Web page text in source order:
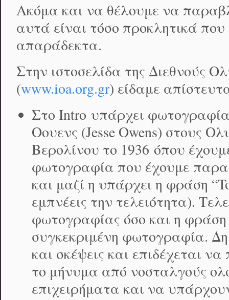
Ακόμα και να θέλουμε να
αυτά είναι τόσο προκλητικά
απαράδεκτα.
Στην ιστοσελίδα της Διεθνούς
(www.ioa.org.gr) είδαμε
Στο Intro υπάρχει
Οουενς (Jesse Owens) στους
Βερολίνου το 1936 όπου
φωτογραφία που έχουμε
και μαζί η υπάρχει η φράση
εμπνέεις την τελειότητα).
φωτογραφίας όσο και η φράση
συγκεκριμένη φωτογραφία.
και σκέψεις και επιδέχεται
το μήνυμα από νοσταλγούς
επιχειρήματα και να